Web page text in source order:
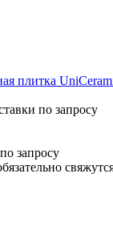
плитка
по запросу
запросу